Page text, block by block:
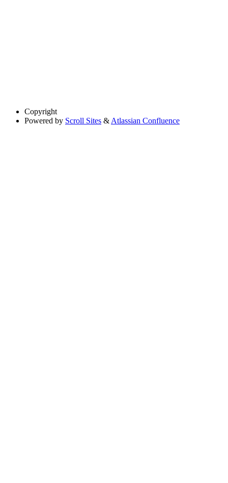
Copyright
Powered by Scroll Sites & Atlassian Confluence